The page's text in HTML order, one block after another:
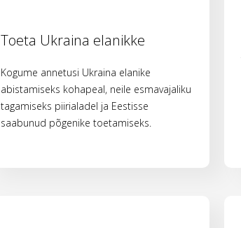
Toeta Ukraina elanikke
Kogume annetusi Ukraina elanike
abistamiseks kohapeal, neile esmavajaliku
tagamiseks piirialadel ja Eestisse
saabunud põgenike toetamiseks.